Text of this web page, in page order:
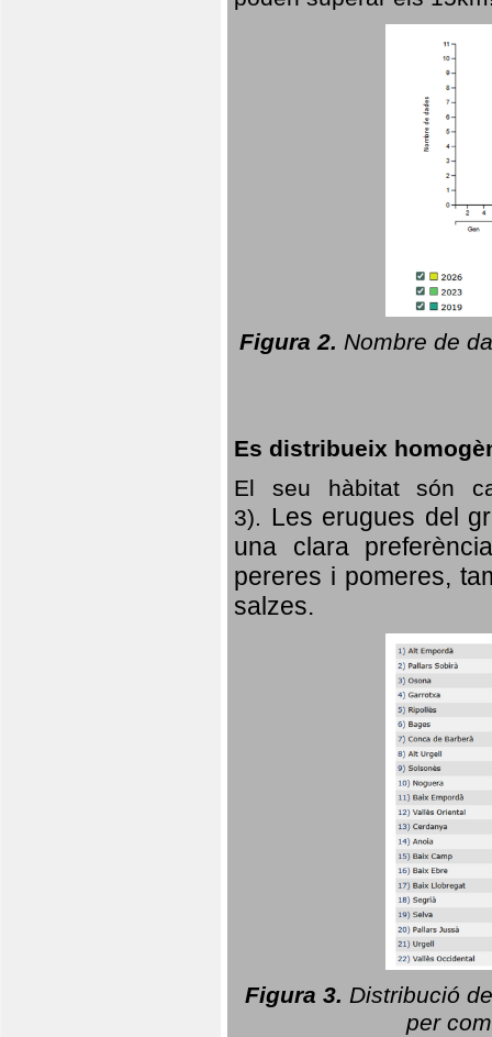
Figura 2. Nombre de
Es distribueix
El seu hàbitat són
3). Les erugues del
una clara
pereres i pomeres,
salzes.
Figura 3. Distribució
per